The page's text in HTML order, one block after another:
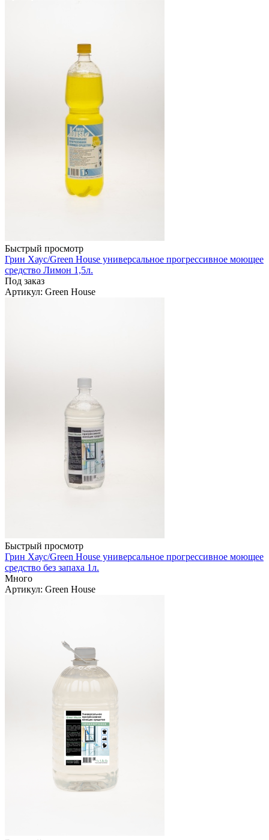
Быстрый просмотр
Грин Хаус/Green House универсальное прогрессивное моющее
средство Лимон 1,5л.
Под заказ
Артикул: Green House
Быстрый просмотр
Грин Хаус/Green House универсальное прогрессивное моющее
средство без запаха 1л.
Много
Артикул: Green House